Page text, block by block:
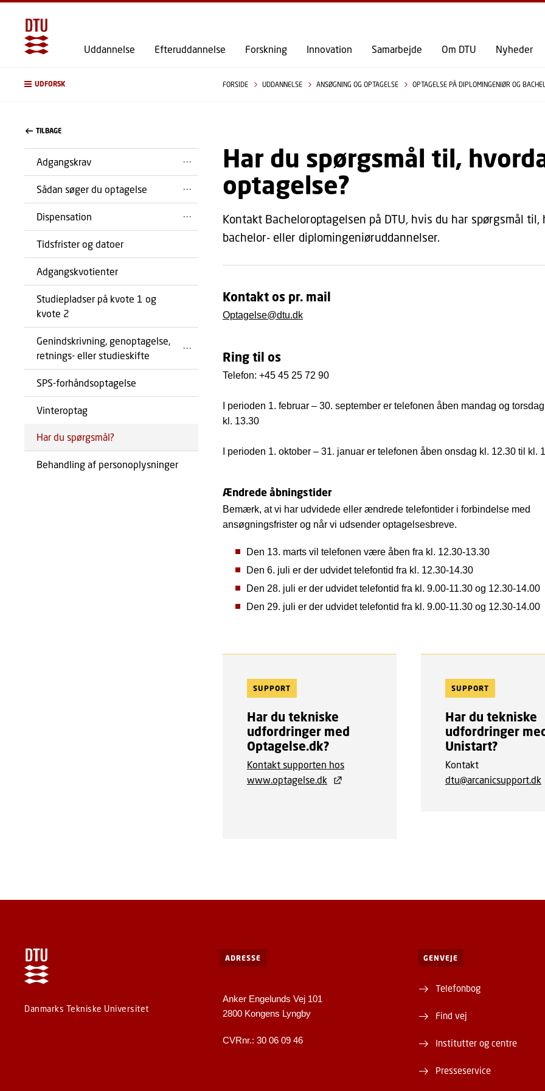
GÅ TIL PRIMÆRT INDHOLD (TRYK ENTER).
Uddannelse Efteruddannelse Forskning Innovation Samarbejde Om DTU Nyheder
UDFORSK FORSIDE UDDANNELSE ANSØGNING OG OPTAGELSE OPTAGELSE PÅ DIPLOMINGENIØR OG
TILBAGE
Adgangskrav
Sådan søger du optagelse
Dispensation
Tidsfrister og datoer
Adgangskvotienter
Studiepladser på kvote 1 og
kvote 2
Genindskrivning, genoptagelse,
retnings- eller studieskifte
SPS-forhåndsoptagelse
Vinteroptag
Har du spørgsmål?
Behandling af personoplysninger
Har du spørgsmål til,
optagelse?
Kontakt Bacheloroptagelsen på DTU, hvis du har spørgsmål
bachelor- eller diplomingeniøruddannelser.
Kontakt os pr. mail
Optagelse@dtu.dk
Ring til os
Telefon: +45 45 25 72 90
I perioden 1. februar – 30. september er telefonen åben mandag og
kl. 13.30
I perioden 1. oktober – 31. januar er telefonen åben onsdag kl. 12.30 til kl.
Ændrede åbningstider
Bemærk, at vi har udvidede eller ændrede telefontider i forbindelse med
ansøgningsfrister og når vi udsender optagelsesbreve.
Den 13. marts vil telefonen være åben fra kl. 12.30-13.30
Den 6. juli er der udvidet telefontid fra kl. 12.30-14.30
Den 28. juli er der udvidet telefontid fra kl. 9.00-11.30 og 12.30-14.00
Den 29. juli er der udvidet telefontid fra kl. 9.00-11.30 og 12.30-14.00
SUPPORT
Har du tekniske
udfordringer med
Optagelse.dk?
Kontakt supporten hos
www.optagelse.dk
SUPPORT
Har du tekniske
udfordringer
Unistart?
Kontakt
dtu@arcanicsupport.dk
Danmarks Tekniske Universitet
ADRESSE
Anker Engelunds Vej 101
2800 Kongens Lyngby
CVRnr.: 30 06 09 46
GENVEJE
Telefonbog
Find vej
Institutter og centre
Presseservice